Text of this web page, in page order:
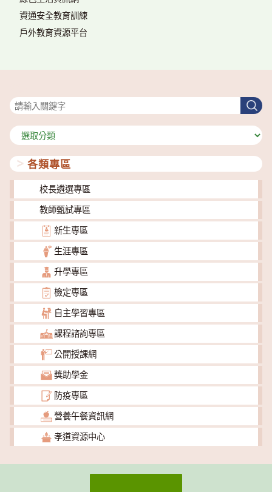
資通安全教育訓練
戶外教育資源平台
搜
尋
分
類
各類專區
校長遴選專區
教師甄試專區
新生專區
生涯專區
升學專區
檢定專區
自主學習專區
課程諮詢專區
公開授課網
獎助學金
防疫專區
營養午餐資訊網
孝道資源中心